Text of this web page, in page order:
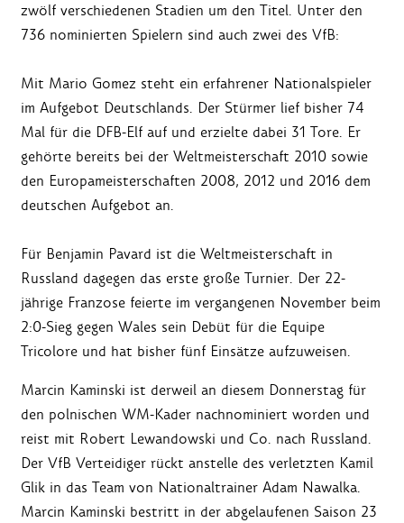
zwölf verschiedenen Stadien um den Titel. Unter den
736 nominierten Spielern sind auch zwei des VfB:
Mit Mario Gomez steht ein erfahrener Nationalspieler
im Aufgebot Deutschlands. Der Stürmer lief bisher 74
Mal für die DFB-Elf auf und erzielte dabei 31 Tore. Er
gehörte bereits bei der Weltmeisterschaft 2010 sowie
den Europameisterschaften 2008, 2012 und 2016 dem
deutschen Aufgebot an.
Für Benjamin Pavard ist die Weltmeisterschaft in
Russland dagegen das erste große Turnier. Der 22-
jährige Franzose feierte im vergangenen November beim
2:0-Sieg gegen Wales sein Debüt für die Equipe
Tricolore und hat bisher fünf Einsätze aufzuweisen.
Marcin Kaminski ist derweil an diesem Donnerstag für
den polnischen WM-Kader nachnominiert worden und
reist mit Robert Lewandowski und Co. nach Russland.
Der VfB Verteidiger rückt anstelle des verletzten Kamil
Glik in das Team von Nationaltrainer Adam Nawalka.
Marcin Kaminski bestritt in der abgelaufenen Saison 23